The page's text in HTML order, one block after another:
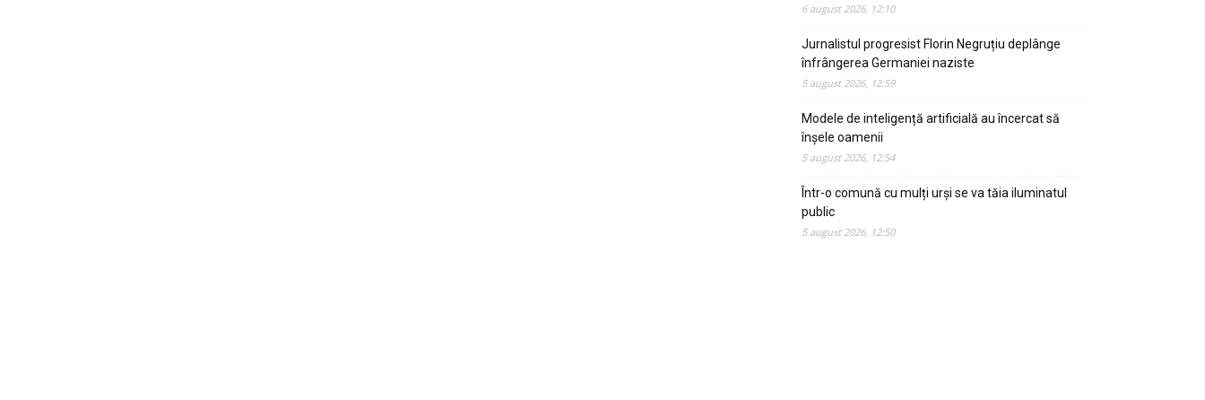
6 august 2026, 12:10
Jurnalistul progresist Florin Negruțiu deplânge
înfrângerea Germaniei naziste
5 august 2026, 12:59
Modele de inteligență artificială au încercat să
înșele oamenii
5 august 2026, 12:54
Într-o comună cu mulți urși se va tăia iluminatul
public
5 august 2026, 12:50